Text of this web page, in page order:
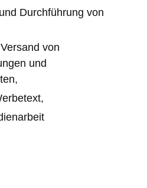
Durchführung von
von
und